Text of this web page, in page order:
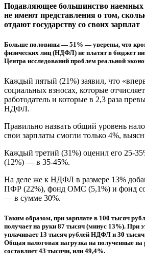
Подавляющее большинство наемных
не имеют представления о том,
отдают государству со своих зарплат
Больше половины — 51% — уверены, что
физических лиц (НДФЛ) не платят в бюджет
Центра исследований проблем реальной
Каждый пятый (21%) заявил, что
социальных взносах, которые
работодатель и которые в 2,3 раза
НДФЛ.
Правильно назвать общий уровень
свои зарплаты смогли только 4%,
Каждый третий (31%) оценил его 25-
(12%) — в 35-45%.
На деле же к НДФЛ в размере 13%
ПФР (22%), фонд ОМС (5,1%) и фонд
— в сумме 30%.
Таким образом, при зарплате в 100 тысяч
получает на руки 87 тысяч (минус 13%). При
уплачивает 13 тысяч рублей НДФЛ и 30 тысяч
Общая налоговая нагрузка на полученные на
составляет 43 тысячи, или 49,4%.